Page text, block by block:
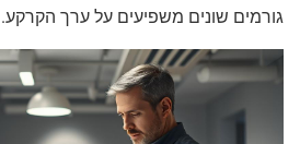
גורמים שונים משפיעים על ערך הקרקע.